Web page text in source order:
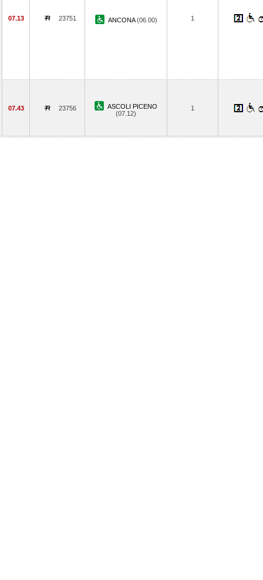
07.13 23751 ANCONA(06.00) 1
07.43 23756
ASCOLI PICENO
(07.12)
1